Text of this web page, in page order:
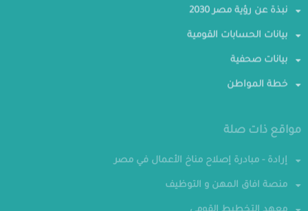
نبذة عن رؤية مصر 2030
بيانات الحسابات القومية
بيانات صحفية
خطة المواطن
مواقع ذات صلة
إرادة - مبادرة إصلاح مناخ الأعمال في مصر
منصة افاق المهن و التوظيف